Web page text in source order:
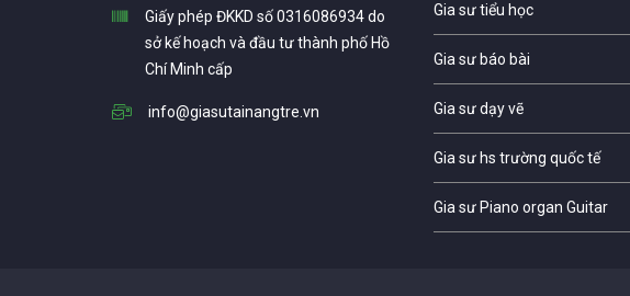
Giấy phép ĐKKD số 0316086934 do
sở kế hoạch và đầu tư thành phố Hồ
Chí Minh cấp
info@giasutainangtre.vn
Gia sư tiểu học
Gia sư báo bài
Gia sư dạy vẽ
Gia sư hs trường quốc tế
Gia sư Piano organ Guitar